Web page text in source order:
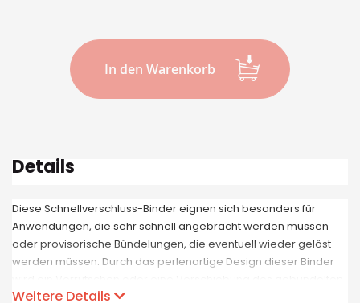
In den Warenkorb
Details
Diese Schnellverschluss-Binder eignen sich besonders für
Anwendungen, die sehr schnell angebracht werden müssen
oder provisorische Bündelungen, die eventuell wieder gelöst
werden müssen. Durch das perlenartige Design dieser Binder
Mediums verhindert. Durch die zusätzliche Öse am Kopf des
Weitere Details